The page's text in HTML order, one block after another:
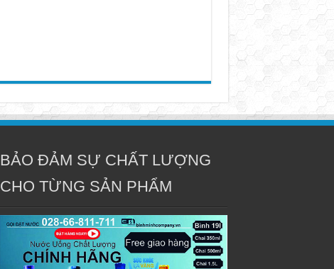
BẢO ĐẢM SỰ CHẤT LƯỢNG
CHO TỪNG SẢN PHẨM